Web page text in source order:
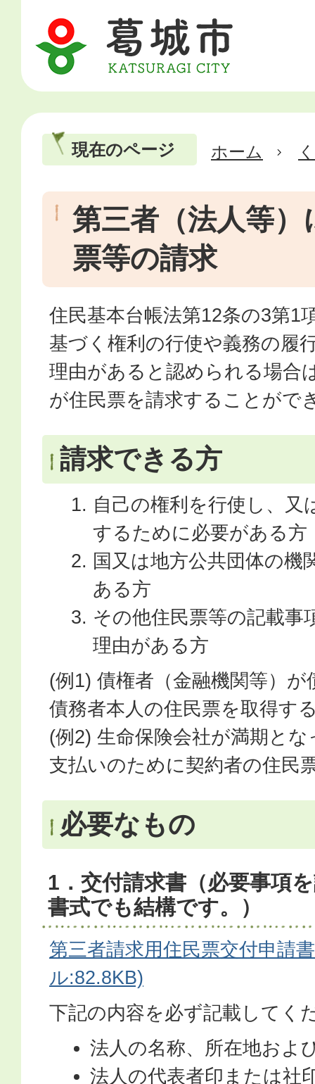
現在のページ ホーム
第三者（法人等）
票等の請求
住民基本台帳法第12条の3第1
基づく権利の行使や義務の履
理由があると認められる場合
が住民票を請求することがで
請求できる方
自己の権利を行使し、又
するために必要がある方
国又は地方公共団体の機
ある方
その他住民票等の記載事
理由がある方
(例1) 債権者（金融機関等）
債務者本人の住民票を取得す
(例2) 生命保険会社が満期と
支払いのために契約者の住民
必要なもの
1．交付請求書（必要事項
書式でも結構です。）
第三者請求用住民票交付申請
ル:82.8KB)
下記の内容を必ず記載してく
法人の名称、所在地およ
法人の代表者印または社